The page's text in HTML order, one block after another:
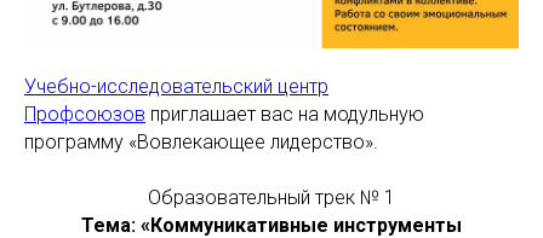
Учебно-исследовательский центр
Профсоюзов приглашает вас на модульную
программу «Вовлекающее лидерство».
Образовательный трек № 1
Тема: «Коммуникативные инструменты